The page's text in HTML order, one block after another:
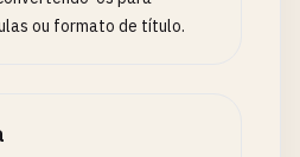
ou formato de título.